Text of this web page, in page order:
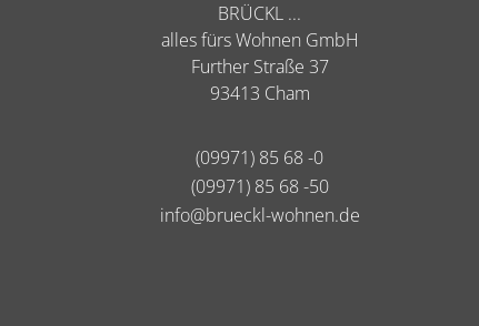
BRÜCKL ...
alles fürs Wohnen GmbH
Further Straße 37
93413 Cham
(09971) 85 68 -0
(09971) 85 68 -50
info@brueckl-wohnen.de